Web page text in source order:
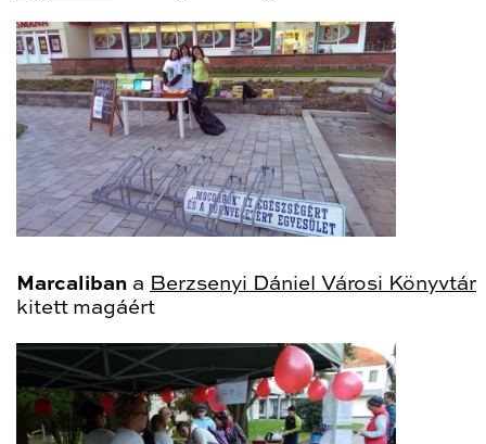
Marcaliban a Berzsenyi Dániel Városi Könyvtár
kitett magáért